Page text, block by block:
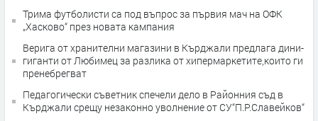
Трима футболисти са под въпрос за първия мач на ОФК
„Хасково“ през новата кампания
Верига от хранителни магазини в Кърджали предлага дини-
гиганти от Любимец за разлика от хипермаркетите,които ги
пренебрегват
Педагогически съветник спечели дело в Районния съд в
Кърджали срещу незаконно уволнение от СУ“П.Р.Славейков“